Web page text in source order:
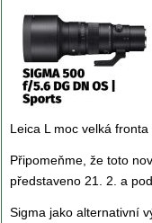
Leica L moc velká fronta
Připomeňme, že toto
představeno 21. 2. a
Sigma jako alternativní